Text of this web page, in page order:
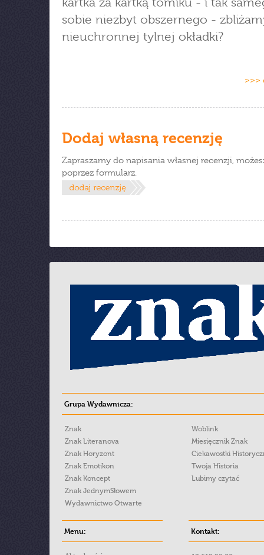
sobie niezbyt obszernego -
nieuchronnej tylnej okładki?
>>>
Dodaj własną recenzję
Zapraszamy do napisania własnej recenzji,
poprzez formularz.
Grupa Wydawnicza:
Znak
Znak Literanova
Znak Horyzont
Znak Emotikon
Znak Koncept
Znak JednymSłowem
Wydawnictwo Otwarte
Woblink
Miesięcznik Znak
Ciekawostki
Twoja Historia
Lubimy czytać
Menu: Kontakt: